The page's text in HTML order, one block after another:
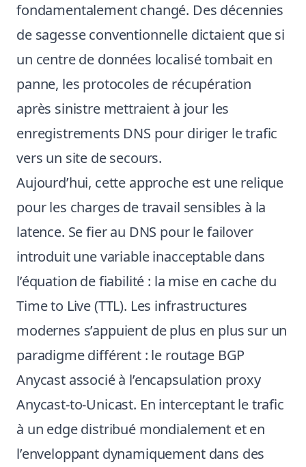
fondamentalement changé. Des décennies
de sagesse conventionnelle dictaient que si
un centre de données localisé tombait en
panne, les protocoles de récupération
après sinistre mettraient à jour les
enregistrements DNS pour diriger le trafic
vers un site de secours.
Aujourd’hui, cette approche est une relique
pour les charges de travail sensibles à la
latence. Se fier au DNS pour le failover
introduit une variable inacceptable dans
l’équation de fiabilité : la mise en cache du
Time to Live (TTL). Les infrastructures
modernes s’appuient de plus en plus sur un
paradigme différent : le routage BGP
Anycast associé à l’encapsulation proxy
Anycast-to-Unicast. En interceptant le trafic
à un edge distribué mondialement et en
l’enveloppant dynamiquement dans des